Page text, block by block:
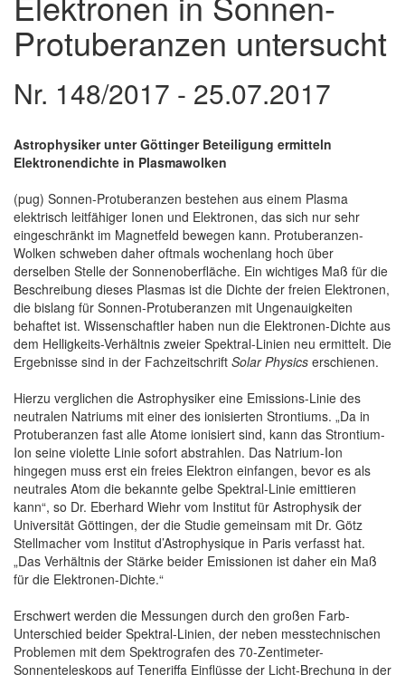
Protuberanzen untersucht
Nr. 148/2017 - 25.07.2017
Astrophysiker unter Göttinger Beteiligung ermitteln
Elektronendichte in Plasmawolken
(pug) Sonnen-Protuberanzen bestehen aus einem Plasma
elektrisch leitfähiger Ionen und Elektronen, das sich nur sehr
eingeschränkt im Magnetfeld bewegen kann. Protuberanzen-
Wolken schweben daher oftmals wochenlang hoch über
derselben Stelle der Sonnenoberfläche. Ein wichtiges Maß für die
Beschreibung dieses Plasmas ist die Dichte der freien Elektronen,
die bislang für Sonnen-Protuberanzen mit Ungenauigkeiten
behaftet ist. Wissenschaftler haben nun die Elektronen-Dichte aus
dem Helligkeits-Verhältnis zweier Spektral-Linien neu ermittelt. Die
Ergebnisse sind in der Fachzeitschrift Solar Physics erschienen.
Hierzu verglichen die Astrophysiker eine Emissions-Linie des
neutralen Natriums mit einer des ionisierten Strontiums. „Da in
Protuberanzen fast alle Atome ionisiert sind, kann das Strontium-
Ion seine violette Linie sofort abstrahlen. Das Natrium-Ion
hingegen muss erst ein freies Elektron einfangen, bevor es als
neutrales Atom die bekannte gelbe Spektral-Linie emittieren
kann“, so Dr. Eberhard Wiehr vom Institut für Astrophysik der
Universität Göttingen, der die Studie gemeinsam mit Dr. Götz
Stellmacher vom Institut d’Astrophysique in Paris verfasst hat.
„Das Verhältnis der Stärke beider Emissionen ist daher ein Maß
für die Elektronen-Dichte.“
Erschwert werden die Messungen durch den großen Farb-
Unterschied beider Spektral-Linien, der neben messtechnischen
Problemen mit dem Spektrografen des 70-Zentimeter-
Sonnenteleskops auf Teneriffa Einflüsse der Licht-Brechung in der